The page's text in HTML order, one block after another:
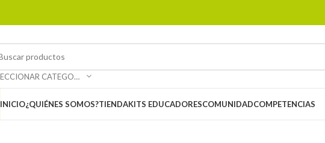
SELECCIONAR CATEGORÍA
INICIO¿QUIÉNES SOMOS?TIENDAKITS EDUCADORESCOMUNIDADCOMPETENCIAS